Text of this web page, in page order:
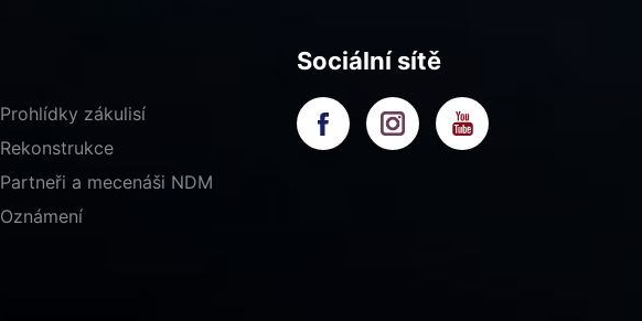
Prohlídky zákulisí
Rekonstrukce
Partneři a mecenáši NDM
Oznámení
Sociální sítě